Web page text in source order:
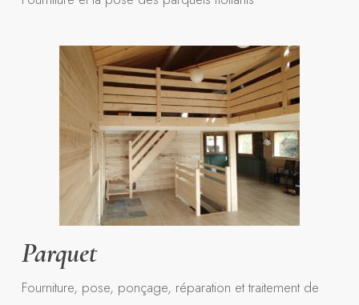
Parquet
Fourniture, pose, ponçage, réparation et traitement de